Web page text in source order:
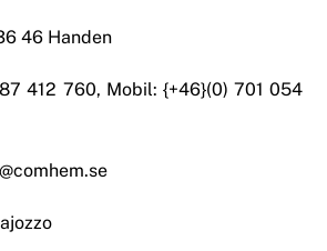
46 Handen
412 760, Mobil: {+46}(0) 701 054